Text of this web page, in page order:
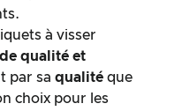
à visser
qualité et
par sa qualité que
choix pour les